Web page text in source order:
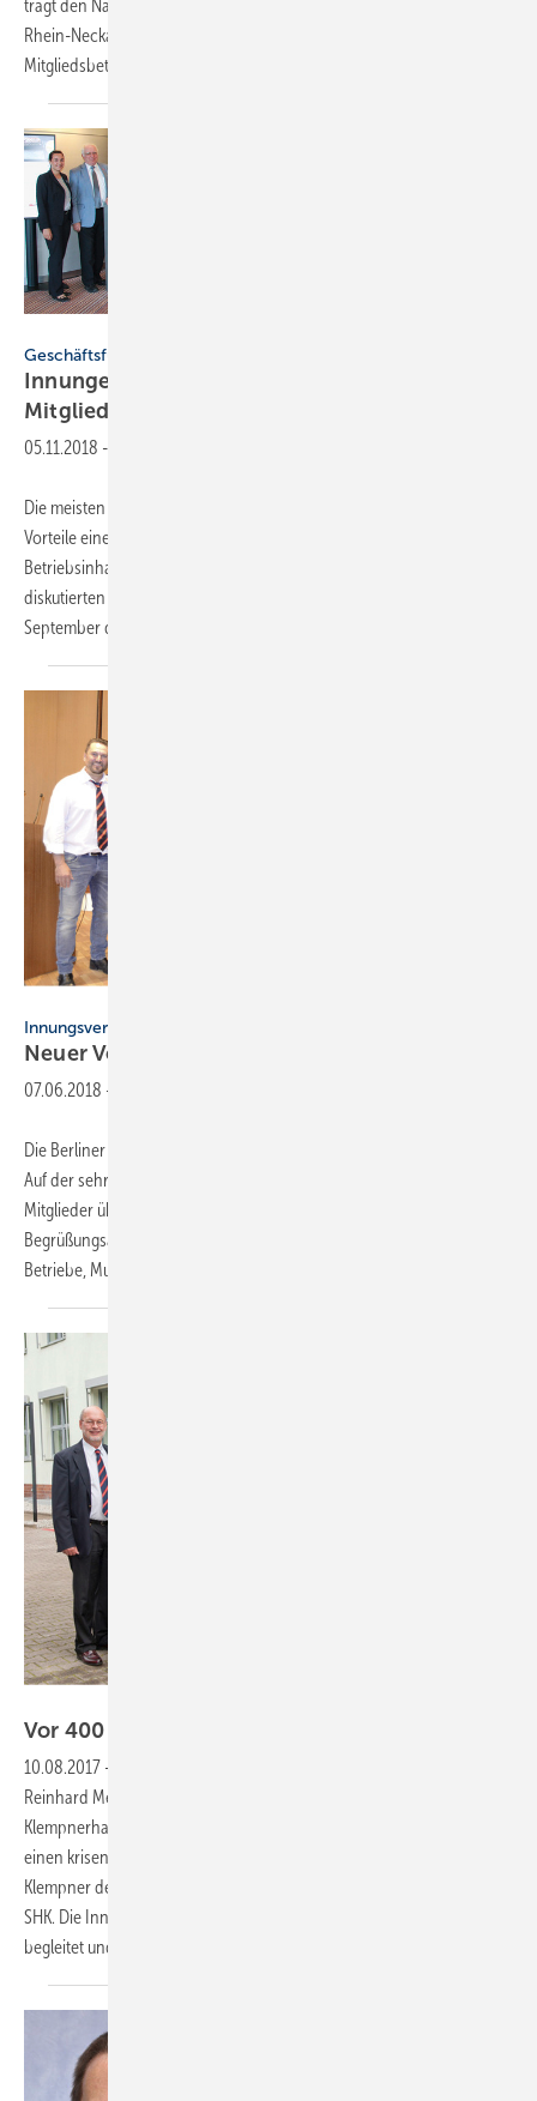
trägt den Namen „Innung für Sanitär-, Heizungs- und Klimatechnik
Rhein-Neckar“. Die fusionierte Innung wird die Interessen von rund 87
Mitgliedsbetrieben vertreten.
Geschäftsführer-Info
Innungen werben per Newsletter um neue
Mitglieder
05.11.2018 -
Die meisten SHK-Betriebe organisieren sich in Innungen. Doch die
Vorteile einer Innungsmitgliedschaft sind längst nicht allen
Betriebsinhabern bekannt. Die Geschäftsführer der SHK-Innungen
diskutierten bei der Informationsveranstaltung des Fachverbandes im
September daher die Frage: Wie
Innungsversammlung
Neuer Vorstand
07.06.2018 -
Die Berliner Innungsmitglieder haben einen neuen Vorstand gewählt.
Auf der sehr gut besuchten Innungsversammlung stimmten über 130
Mitglieder über die zukünftige Ausrichtung der Innung ab. In seiner
Begrüßungsansprache ermunterte Obermeister Andreas Schuh die
Betriebe, Mut für Veränderung
Vor 400 Jahren hat alles
10.08.2017 -
Reinhard Mey mit „Ich bin Klempner von Beruf“ das
Klempnerhandwerk. Und er kommt zu dem Schluss, dass es sich um
einen krisensicheren Beruf handelt. Im Laufe der Zeit wurde aus dem
Klempner der Installateur und schließlich der Anlagenmechaniker
SHK. Die Innung SHK Berlin hat diese Geschichte 400 Jahre lang
begleitet und nun Geburtstag gefeiert.